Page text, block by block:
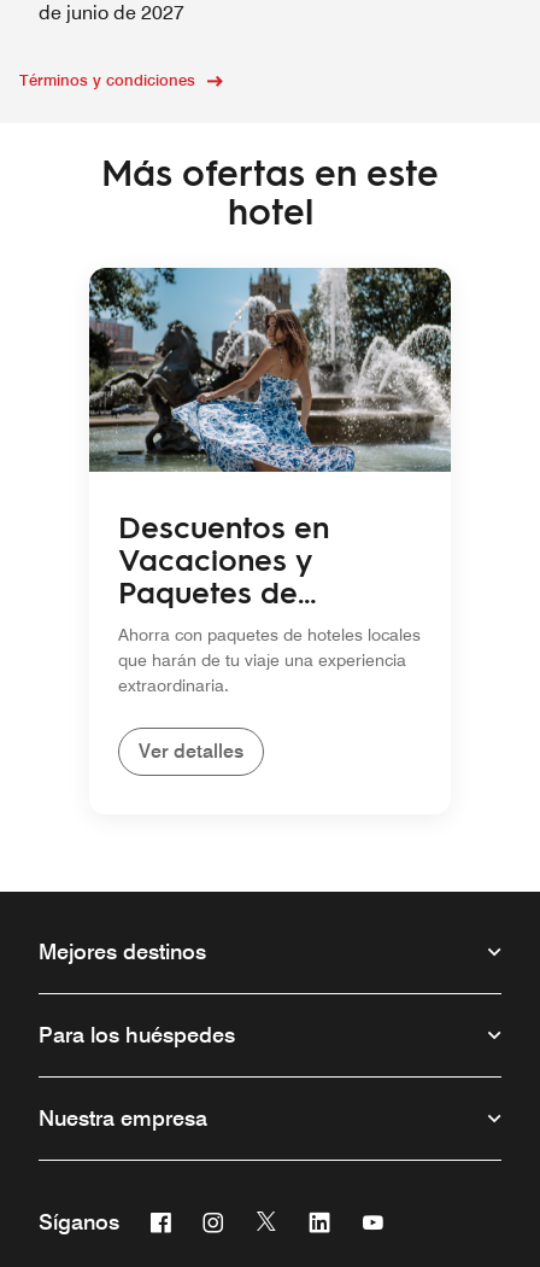
de junio de 2027
Términos y condiciones
Más ofertas en este
hotel
Descuentos en
Vacaciones y
Paquetes de
Temporada
Ahorra con paquetes de hoteles locales
que harán de tu viaje una experiencia
extraordinaria.
Ver detalles
Mejores destinos
Para los huéspedes
Nuestra empresa
Síganos Facebook
Abre una ventana nueva
Instagram
Abre una ventana nueva
Twitter
Abre una ventana nueva
Linkedin
Abre una ventana nueva
Abre una ventana